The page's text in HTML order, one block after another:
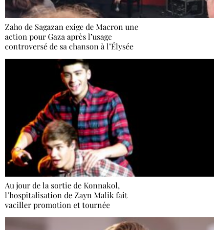
Zaho de Sagazan exige de Macron une
action pour Gaza après l’usage
controversé de sa chanson à l’Élysée
Au jour de la sortie de Konnakol,
l’hospitalisation de Zayn Malik fait
vaciller promotion et tournée